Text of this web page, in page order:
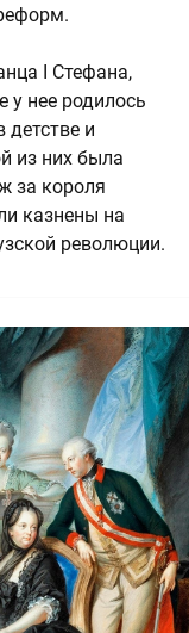
I Стефана,
у нее родилось
детстве и
из них была
за короля
казнены на
революции.